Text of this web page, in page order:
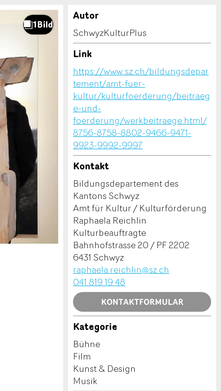
Autor
SchwyzKulturPlus
Link
https://www.sz.ch/bildungsdepar
tement/amt-fuer-
kultur/kulturfoerderung/beitraeg
e-und-
foerderung/werkbeitraege.html/
8756-8758-8802-9466-9471-
9923-9992-9997
Kontakt
Bildungsdepartement des
Kantons Schwyz
Amt für Kultur / Kulturförderung
Raphaela Reichlin
Kulturbeauftragte
Bahnhofstrasse 20 / PF 2202
6431 Schwyz
raphaela.reichlin@sz.ch
041 819 19 48
KONTAKTFORMULAR
Kategorie
Bühne
Film
Kunst & Design
Musik